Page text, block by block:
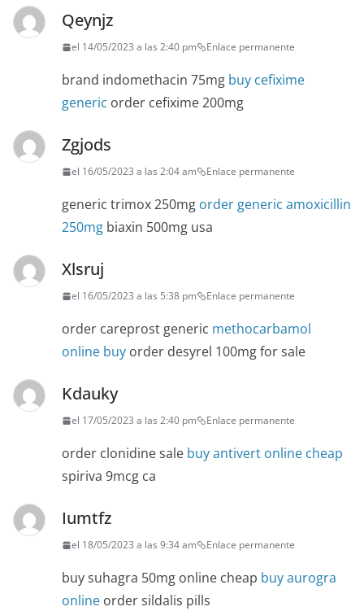
Qeynjz
el 14/05/2023 a las 2:40 pm Enlace permanente
brand indomethacin 75mg buy cefixime
generic order cefixime 200mg
Zgjods
el 16/05/2023 a las 2:04 am Enlace permanente
generic trimox 250mg order generic amoxicillin
250mg biaxin 500mg usa
Xlsruj
el 16/05/2023 a las 5:38 pm Enlace permanente
order careprost generic methocarbamol
online buy order desyrel 100mg for sale
Kdauky
el 17/05/2023 a las 2:40 pm Enlace permanente
order clonidine sale buy antivert online cheap
spiriva 9mcg ca
Iumtfz
el 18/05/2023 a las 9:34 am Enlace permanente
buy suhagra 50mg online cheap buy aurogra
online order sildalis pills